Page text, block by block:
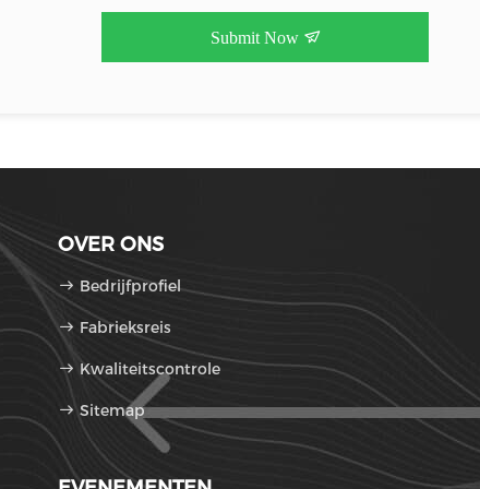
Submit Now
OVER ONS
Bedrijfprofiel
Fabrieksreis
Kwaliteitscontrole
Sitemap